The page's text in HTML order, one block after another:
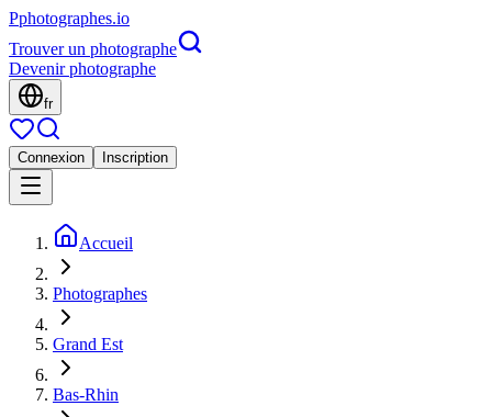
Pphotographes.io
Trouver un photographe
Devenir photographe
fr
Connexion Inscription
Accueil
Photographes
Grand Est
Bas-Rhin